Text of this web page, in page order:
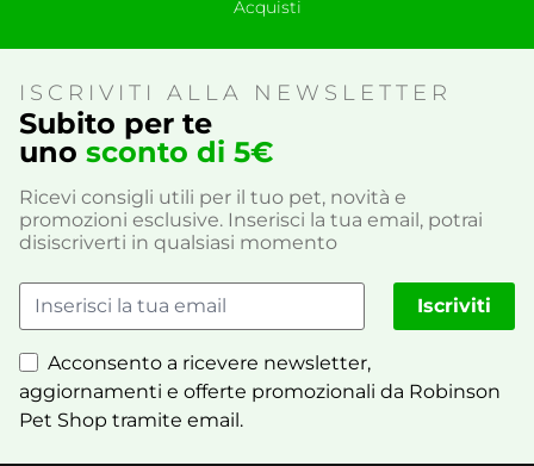
Acquisti
ISCRIVITI ALLA NEWSLETTER
Subito per te
uno sconto di 5€
Ricevi consigli utili per il tuo pet, novità e
promozioni esclusive. Inserisci la tua email, potrai
disiscriverti in qualsiasi momento
Acconsento a ricevere newsletter,
aggiornamenti e offerte promozionali da Robinson
Pet Shop tramite email.
Iscriviti